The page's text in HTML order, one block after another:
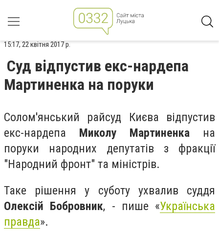
15:17, 22 квітня 2017 р.
Суд відпустив екс-нардепа
Мартиненка на поруки
Солом'янський райсуд Києва відпустив
екс-нардепа Миколу Мартиненка на
поруки народних депутатів з фракції
"Народний фронт" та міністрів.
Таке рішення у суботу ухвалив суддя
Олексій Бобровник, - пише «Українська
правда».